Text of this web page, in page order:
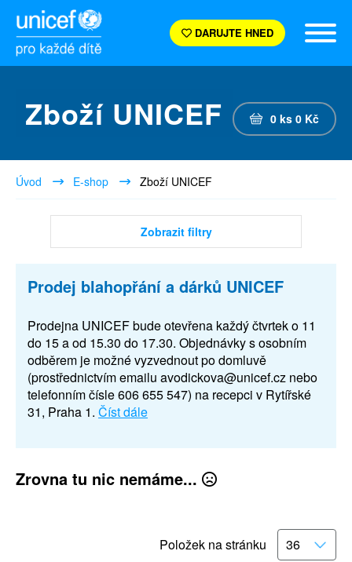
DARUJTE HNED
Zboží UNICEF 0 ks 0 Kč
Úvod E-shop Zboží UNICEF
Zobrazit filtry
Prodej blahopřání a dárků UNICEF
Prodejna UNICEF bude otevřena každý čtvrtek o 11
do 15 a od 15.30 do 17.30. Objednávky s osobním
odběrem je možné vyzvednout po domluvě
(prostřednictvím emailu avodickova@unicef.cz nebo
telefonním čísle 606 655 547) na recepci v Rytířské
31, Praha 1. Číst dále
Zrovna tu nic nemáme...
Položek na stránku